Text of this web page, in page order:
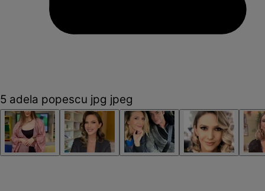
5 adela popescu jpg jpeg